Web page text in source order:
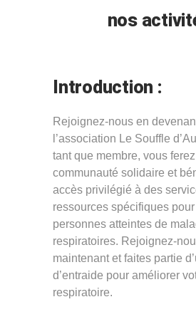
nos
Introduction :
Rejoignez-nous en
l’association Le Souffle
tant que membre, vous
communauté solidaire et
accès privilégié à des
ressources spécifiques
personnes atteintes de
respiratoires. Rejoignez-
maintenant et faites partie
d’entraide pour améliorer
respiratoire.